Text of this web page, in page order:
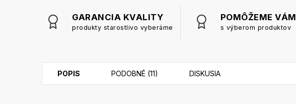
GARANCIA KVALITY
produkty starostlivo vyberáme
POMÔŽEME VÁM
s výberom produktov
POPIS PODOBNÉ (11) DISKUSIA